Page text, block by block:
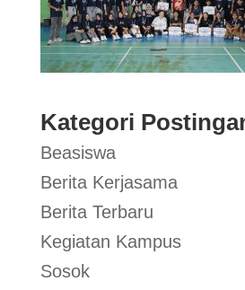
Kategori
Beasiswa
Berita Kerjasama
Berita Terbaru
Kegiatan Kampus
Sosok